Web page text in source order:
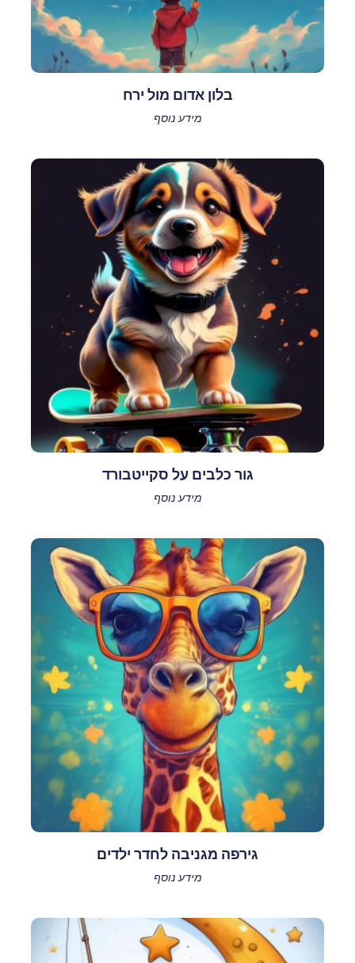
בלון אדום מול ירח
מידע נוסף
גור כלבים על סקייטבורד
מידע נוסף
גירפה מגניבה לחדר ילדים
מידע נוסף